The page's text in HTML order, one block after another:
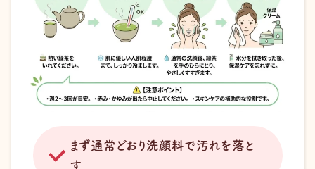
まず通常どおり洗顔料で汚れを落と
す